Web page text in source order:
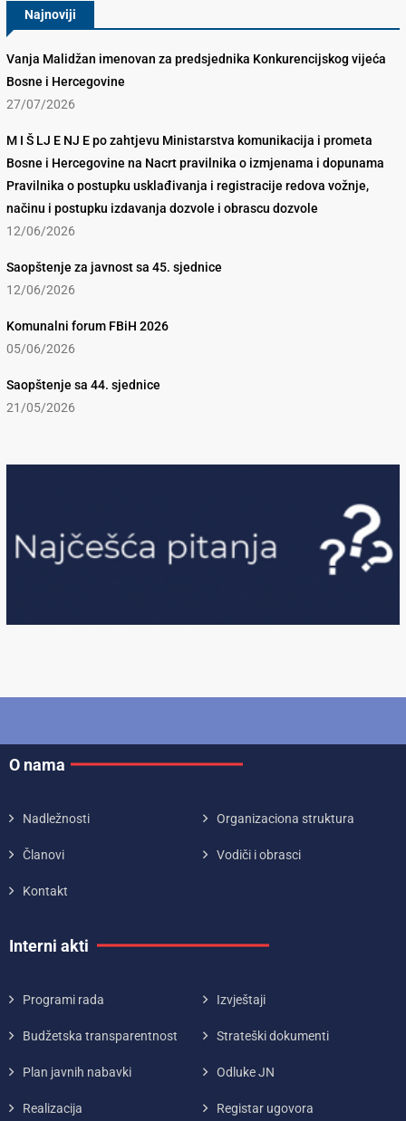
Najnoviji
Vanja Malidžan imenovan za predsjednika Konkurencijskog vijeća
Bosne i Hercegovine
27/07/2026
M I Š LJ E NJ E po zahtjevu Ministarstva komunikacija i prometa
Bosne i Hercegovine na Nacrt pravilnika o izmjenama i dopunama
Pravilnika o postupku usklađivanja i registracije redova vožnje,
načinu i postupku izdavanja dozvole i obrascu dozvole
12/06/2026
Saopštenje za javnost sa 45. sjednice
12/06/2026
Komunalni forum FBiH 2026
05/06/2026
Saopštenje sa 44. sjednice
21/05/2026
O nama
Nadležnosti Organizaciona struktura
Članovi Vodiči i obrasci
Kontakt
Interni akti
Programi rada Izvještaji
Budžetska transparentnost Strateški dokumenti
Plan javnih nabavki Odluke JN
Realizacija Registar ugovora